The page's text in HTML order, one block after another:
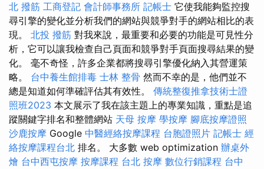
北 撥筋 工商登記 會計師事務所 記帳士 它使我能夠監控搜
尋引擎的變化並分析我們的網站與競爭對手的網站相比的表
現。 北投 撥筋 對我來說，最重要和必要的功能是可見性分
析，它可以讓我檢查自己頁面和競爭對手頁面搜尋結果的變
化。 毫不奇怪，許多企業都將搜尋引擎優化納入其營運策
略。 台中養生館排毒 士林 整骨 然而不幸的是，他們並不
總是知道如何準確評估其有效性。 傳統整復推拿技術士證
照班2023 本文展示了我在該主題上的專業知識，重點是追
蹤關鍵字排名和整體網站 天母 按摩 學按摩 腳底按摩證照
沙鹿按摩 Google 中醫經絡按摩課程 台胞證照片 記帳士 經
絡按摩課程台北 排名。 大多數 web optimization 辦桌外
燴 台中西屯按摩 按摩課程 台北 按摩 數位行銷課程 台中